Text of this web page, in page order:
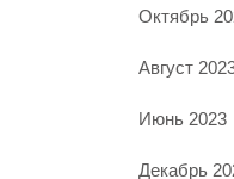
Октябрь
Август
Июнь 2023
Декабрь